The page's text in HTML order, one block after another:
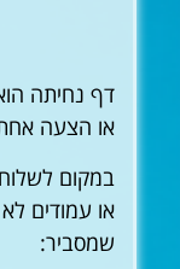
דף נחיתה
או הצעה
במקום לשלוח
או עמודים
שמסביר: